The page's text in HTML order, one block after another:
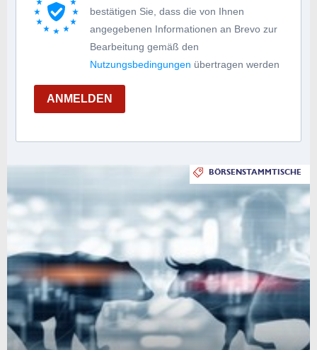
bestätigen Sie, dass die von Ihnen
angegebenen Informationen an Brevo zur
Bearbeitung gemäß den
Nutzungsbedingungen übertragen werden
ANMELDEN
BÖRSENSTAMMTISCHE